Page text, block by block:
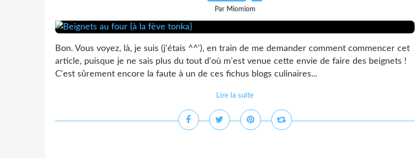
Par Miomiom
Bon. Vous voyez, là, je suis (j'étais ^^'), en train de me demander comment commencer cet
article, puisque je ne sais plus du tout d'où m'est venue cette envie de faire des beignets !
C'est sûrement encore la faute à un de ces fichus blogs culinaires...
Lire la suite